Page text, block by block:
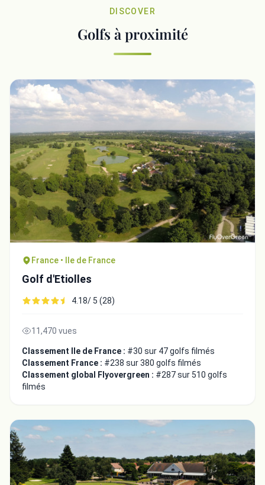
DISCOVER
Golfs à proximité
France • Ile de France
Golf d'Etiolles
4.18/ 5 (28)
11,470 vues
Classement Ile de France : #30 sur 47 golfs filmés
Classement France : #238 sur 380 golfs filmés
Classement global Flyovergreen : #287 sur 510 golfs
filmés